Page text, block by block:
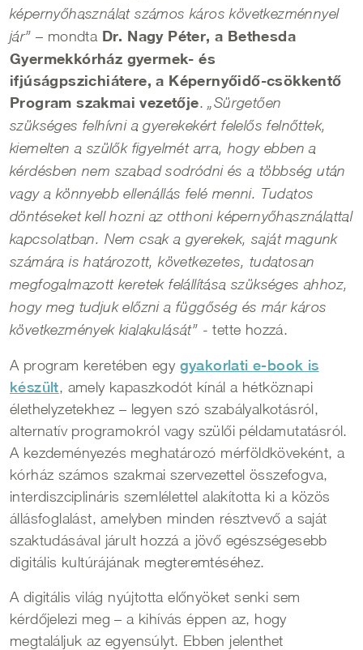
képernyőhasználat számos káros következménnyel
jár” – mondta Dr. Nagy Péter, a Bethesda
Gyermekkórház gyermek- és
ifjúságpszichiátere, a Képernyőidő-csökkentő
Program szakmai vezetője.„Sürgetően
szükséges felhívni a gyerekekért felelős felnőttek,
kiemelten a szülők figyelmét arra, hogy ebben a
kérdésben nem szabad sodródni és a többség után
vagy a könnyebb ellenállás felé menni. Tudatos
döntéseket kell hozni az otthoni képernyőhasználattal
kapcsolatban. Nem csak a gyerekek, saját magunk
számára is határozott, következetes, tudatosan
megfogalmazott keretek felállítása szükséges ahhoz,
hogy meg tudjuk előzni a függőség és már káros
következmények kialakulását” - tette hozzá.
A program keretében egy gyakorlati e-book is
készült, amely kapaszkodót kínál a hétköznapi
élethelyzetekhez – legyen szó szabályalkotásról,
alternatív programokról vagy szülői példamutatásról.
A kezdeményezés meghatározó mérföldköveként, a
kórház számos szakmai szervezettel összefogva,
interdiszciplináris szemlélettel alakította ki a közös
állásfoglalást, amelyben minden résztvevő a saját
szaktudásával járult hozzá a jövő egészségesebb
digitális kultúrájának megteremtéséhez.
A digitális világ nyújtotta előnyöket senki sem
kérdőjelezi meg – a kihívás éppen az, hogy
megtaláljuk az egyensúlyt. Ebben jelenthet